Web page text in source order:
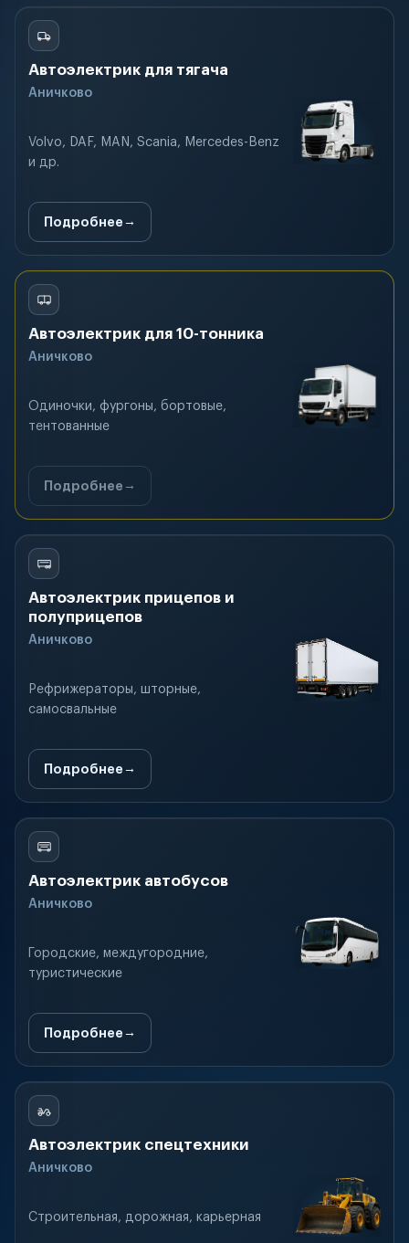
Автоэлектрик для тягача
Аничково
Volvo, DAF, MAN, Scania, Mercedes-Benz
и др.
Подробнее
Автоэлектрик для 10-тонника
Аничково
Одиночки, фургоны, бортовые,
тентованные
Подробнее
Автоэлектрик прицепов и
полуприцепов
Аничково
Рефрижераторы, шторные,
самосвальные
Подробнее
Автоэлектрик автобусов
Аничково
Городские, междугородние,
туристические
Подробнее
Автоэлектрик спецтехники
Аничково
Строительная, дорожная, карьерная